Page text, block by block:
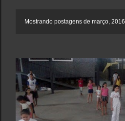
a
g
e
n
s
Mostrando postagens de março, 2016